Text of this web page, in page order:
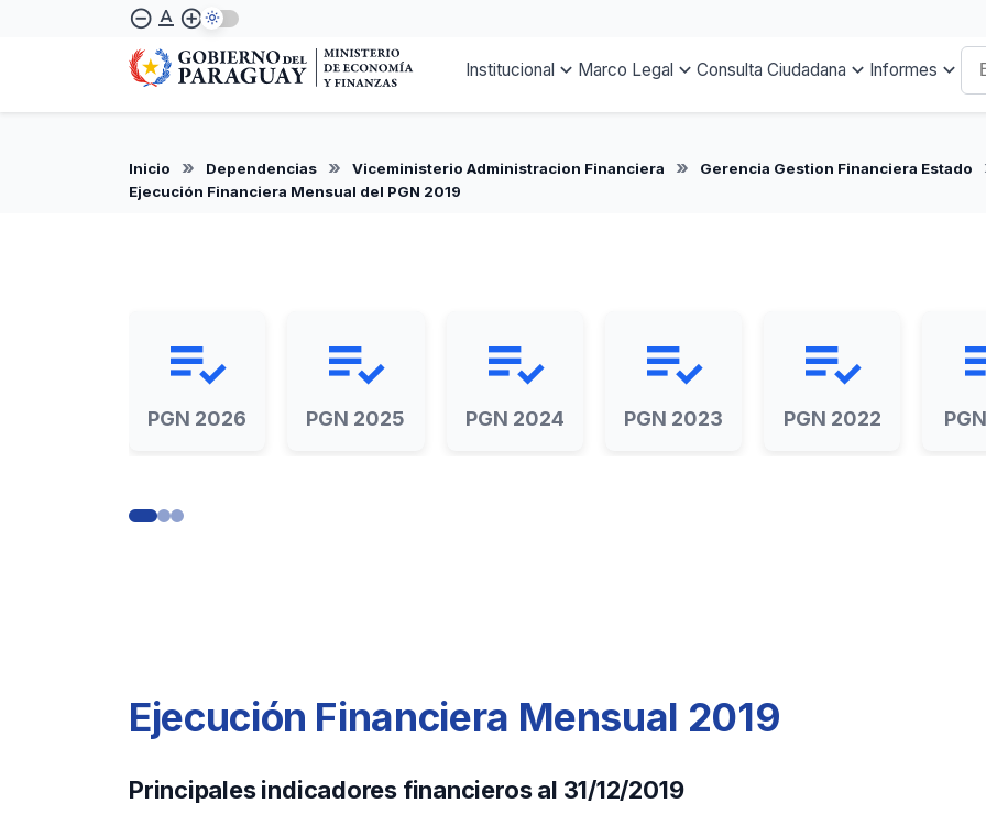
remove_circle_outline text_format add_circle_outline
Institucional Marco Legal Consulta Ciudadana Informes
Inicio Dependencias Viceministerio Administracion Financiera Gerencia Gestion Financiera Estado
Ejecución Financiera Mensual del PGN 2019
playlist_add_check
PGN 2026
playlist_add_check
PGN 2025
playlist_add_check
PGN 2024
playlist_add_check
PGN 2023
playlist_add_check
PGN 2022
Ejecución Financiera Mensual 2019
Principales indicadores financieros al 31/12/2019